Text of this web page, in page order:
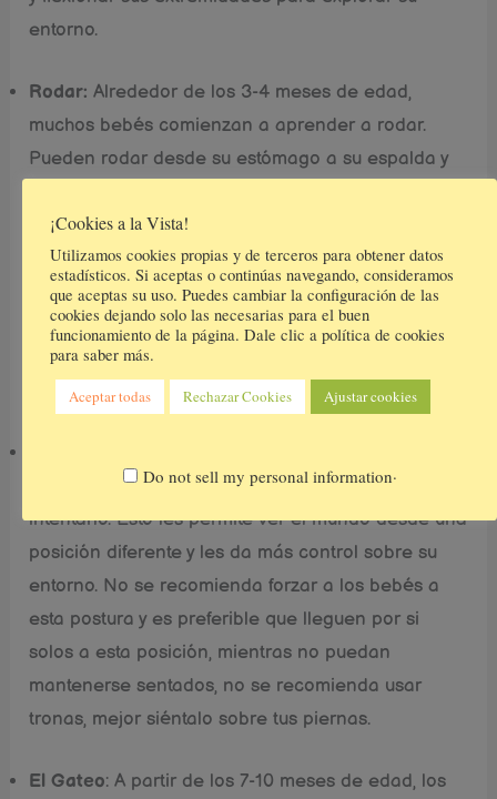
entorno.
Rodar: Alrededor de los 3-4 meses de edad,
muchos bebés comienzan a aprender a rodar.
Pueden rodar desde su estómago a su espalda y
con mayor independencia. Si les dan la
oportunidad de estar en el suelo rodarán para
llegar de un lugar a otro, además de que es mucho
más seguro porque del suelo sabes que no se va
a caer.
A partir de los 6 meses
muchos bebés comienzan a sentarse o a
intentarlo. Esto les permite ver el mundo desde una
posición diferente y les da más control sobre su
entorno. No se recomienda forzar a los bebés a
esta postura y es preferible que lleguen por si
solos a esta posición, mientras no puedan
mantenerse sentados, no se recomienda usar
tronas, mejor siéntalo sobre tus piernas.
El Gateo: A partir de los 7-10 meses de edad, los
¡Cookies a la Vista!
Utilizamos cookies propias y de terceros para obtener datos
estadísticos. Si aceptas o continúas navegando, consideramos
que aceptas su uso. Puedes cambiar la configuración de las
cookies dejando solo las necesarias para el buen
funcionamiento de la página. Dale clic a política de cookies
para saber más.
Aceptar todas Rechazar Cookies Ajustar cookies
Do not sell my personal information.